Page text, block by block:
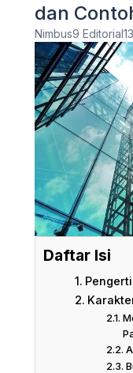
dan
Nimbus9 Editorial
Daftar Isi